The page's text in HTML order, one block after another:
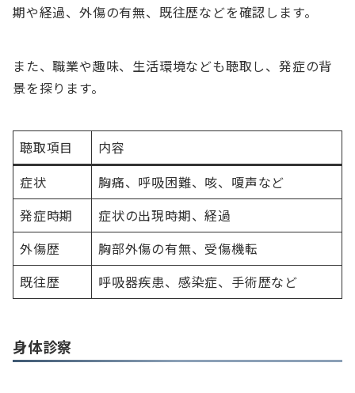
期や経過、外傷の有無、既往歴などを確認します。
また、職業や趣味、生活環境なども聴取し、発症の背
景を探ります。
聴取項目
内容
症状
胸痛、呼吸困難、咳、嗄声など
発症時期
症状の出現時期、経過
外傷歴
胸部外傷の有無、受傷機転
既往歴
呼吸器疾患、感染症、手術歴など
身体診察